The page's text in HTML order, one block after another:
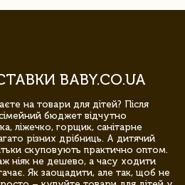
BABY.CO.UA
на товари для дітей? Після
бюджет відчутно
ліжечко, горщик, санітарне
різних дрібниць. А дитячий
скуповують практично оптом.
ніяк не дешево, а часу ходити
Як заощадити, але так, щоб не